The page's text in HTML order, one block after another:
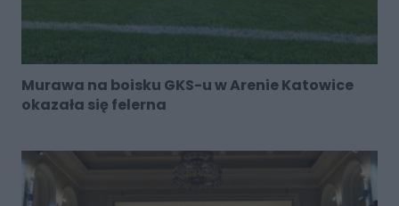
Murawa na boisku GKS-u w Arenie Katowice
okazała się felerna